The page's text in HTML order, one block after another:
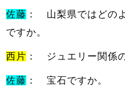
佐藤 ： 山梨県ではどの
ですか。
西片 ： ジュエリー関係
佐藤 ： 宝石ですか。